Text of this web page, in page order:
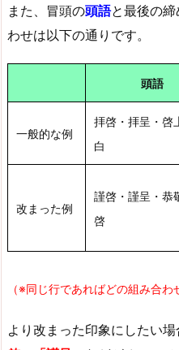
また、冒頭の頭語と最後の
わせは以下の通りです。
頭語
一般的な例
拝啓・拝呈・啓
白
改まった例
謹啓・謹呈・恭
啓
（※同じ行であればどの組み合わ
より改まった印象にしたい